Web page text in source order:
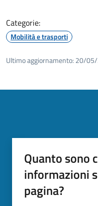
Categorie:
Mobilità e trasporti
Ultimo aggiornamento: 20/05/
Quanto sono
informazioni
pagina?